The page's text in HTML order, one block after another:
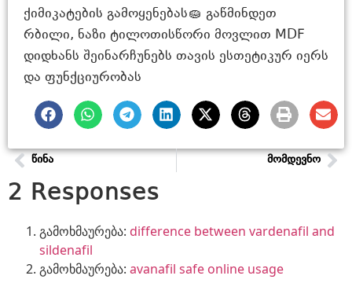
ქიმიკატების გამოყენებას🧽 გაწმინდეთ
რბილი, ნაზი ტილოთისწორი მოვლით MDF
დიდხანს შეინარჩუნებს თავის ესთეტიკურ იერს
და ფუნქციურობას
ᲬᲘᲜᲐ ᲛᲝᲛᲓᲔᲕᲜᲝ
2 Responses
გამოხმაურება: difference between vardenafil and
sildenafil
გამოხმაურება: avanafil safe online usage